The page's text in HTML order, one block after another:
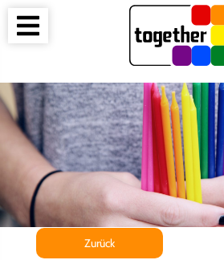
Zurück